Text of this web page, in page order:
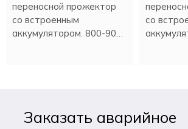
переносной прожектор
со встроенным
аккумулятором. 800-900
со
Заказать аварийное